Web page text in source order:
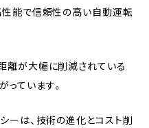
性能で信頼性の高い自動運転
離が大幅に削減されている
っています。
は、技術の進化とコスト削